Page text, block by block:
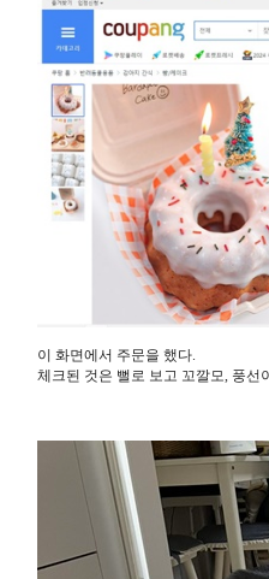
이 화면에서 주문을 했다.
체크된 것은 뻘로 보고 꼬깔모, 풍선